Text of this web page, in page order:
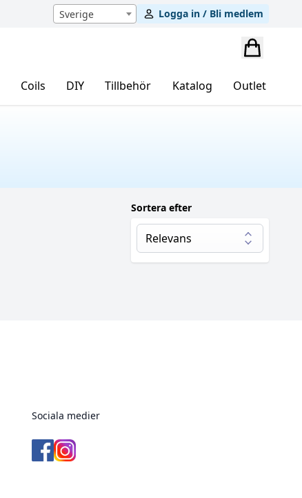
Sverige Logga in / Bli medlem
Coils DIY Tillbehör Katalog Outlet
Sortera efter
Sociala medier